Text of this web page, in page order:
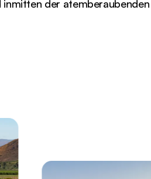
der